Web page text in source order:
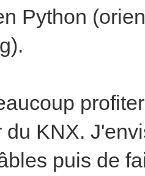
Python
du KNX.
puis de